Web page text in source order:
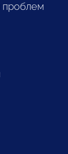
проблем